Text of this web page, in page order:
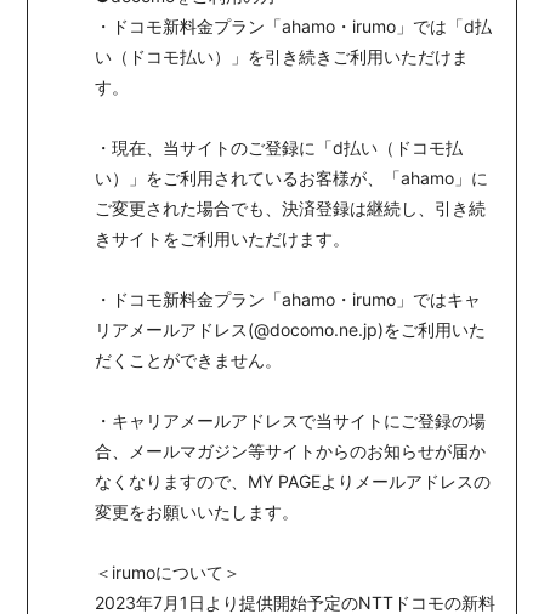
・ドコモ新料金プラン「ahamo・irumo」では「d払
い（ドコモ払い）」を引き続きご利用いただけま
す。
・現在、当サイトのご登録に「d払い（ドコモ払
い）」をご利用されているお客様が、「ahamo」に
ご変更された場合でも、決済登録は継続し、引き続
きサイトをご利用いただけます。
・ドコモ新料金プラン「ahamo・irumo」ではキャ
リアメールアドレス(@docomo.ne.jp)をご利用いた
だくことができません。
・キャリアメールアドレスで当サイトにご登録の場
合、メールマガジン等サイトからのお知らせが届か
なくなりますので、MY PAGEよりメールアドレスの
変更をお願いいたします。
＜irumoについて＞
2023年7月1日より提供開始予定のNTTドコモの新料